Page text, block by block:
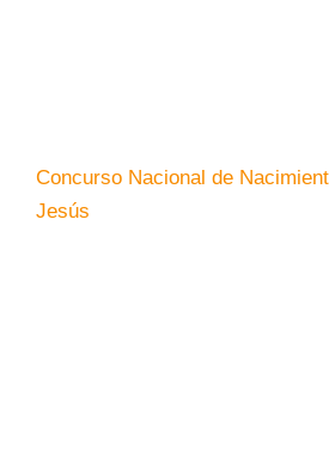
Concurso Nacional de
Jesús